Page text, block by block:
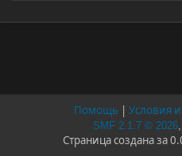
Помощь | Условия
SMF 2.1.7 © 2026,
Страница создана за